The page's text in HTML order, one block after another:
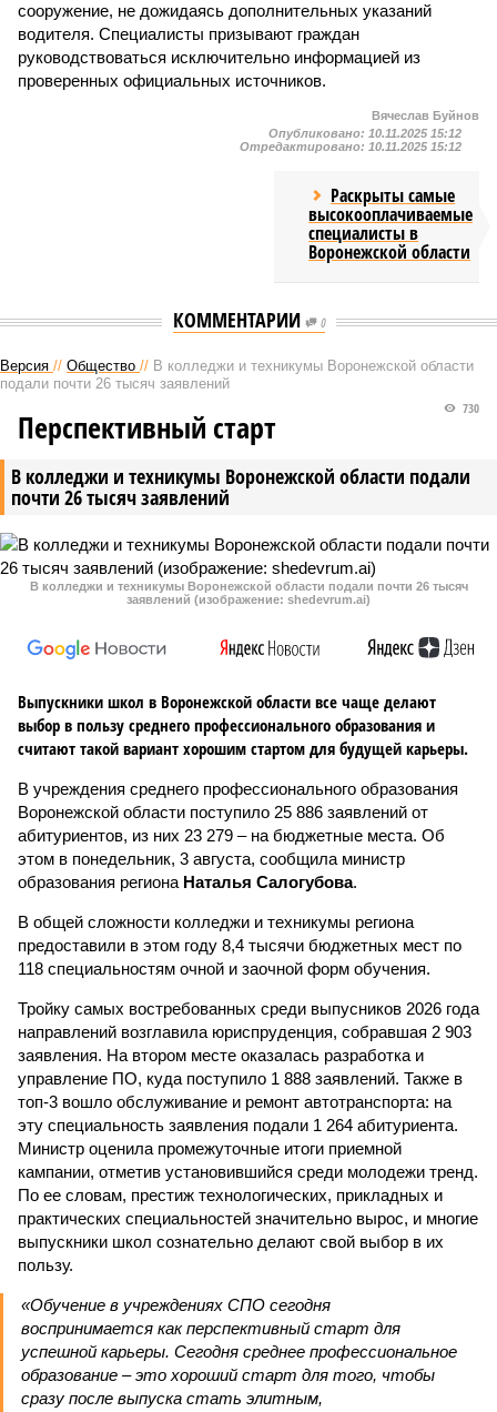
сооружение, не дожидаясь дополнительных указаний
водителя. Специалисты призывают граждан
руководствоваться исключительно информацией из
проверенных официальных источников.
Вячеслав Буйнов
Опубликовано: 10.11.2025 15:12
Отредактировано: 10.11.2025 15:12
Раскрыты самые
высокооплачиваемые
специалисты в
Воронежской области
КОММЕНТАРИИ 0
Версия // Общество // В колледжи и техникумы Воронежской области
подали почти 26 тысяч заявлений
В колледжи и техникумы Воронежской области подали
почти 26 тысяч заявлений
730
Перспективный старт
В колледжи и техникумы Воронежской области подали почти 26 тысяч
заявлений (изображение: shedevrum.ai)
Выпускники школ в Воронежской области все чаще делают
выбор в пользу среднего профессионального образования и
считают такой вариант хорошим стартом для будущей карьеры.
В учреждения среднего профессионального образования
Воронежской области поступило 25 886 заявлений от
абитуриентов, из них 23 279 – на бюджетные места. Об
этом в понедельник, 3 августа, сообщила министр
образования региона Наталья Салогубова.
В общей сложности колледжи и техникумы региона
предоставили в этом году 8,4 тысячи бюджетных мест по
118 специальностям очной и заочной форм обучения.
Тройку самых востребованных среди выпусников 2026 года
направлений возглавила юриспруденция, собравшая 2 903
заявления. На втором месте оказалась разработка и
управление ПО, куда поступило 1 888 заявлений. Также в
топ-3 вошло обслуживание и ремонт автотранспорта: на
эту специальность заявления подали 1 264 абитуриента.
Министр оценила промежуточные итоги приемной
кампании, отметив установившийся среди молодежи тренд.
По ее словам, престиж технологических, прикладных и
практических специальностей значительно вырос, и многие
выпускники школ сознательно делают свой выбор в их
пользу.
«Обучение в учреждениях СПО сегодня
воспринимается как перспективный старт для
успешной карьеры. Сегодня среднее профессиональное
образование – это хороший старт для того, чтобы
сразу после выпуска стать элитным,